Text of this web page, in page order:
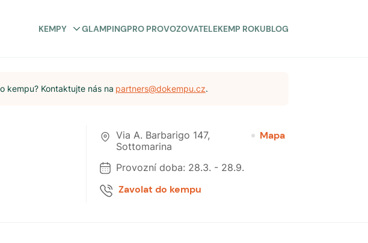
KEMPY GLAMPINGPRO PROVOZOVATELEKEMP ROKUBLOG
kempu? Kontaktujte nás na partners@dokempu.cz.
Via A. Barbarigo 147,
Sottomarina
Mapa
Provozní doba: 28.3. - 28.9.
Zavolat do kempu